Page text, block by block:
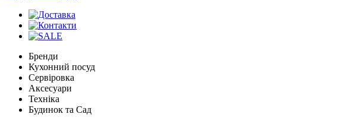
Бренди
Кухонний посуд
Сервіровка
Аксесуари
Техніка
Будинок та Сад